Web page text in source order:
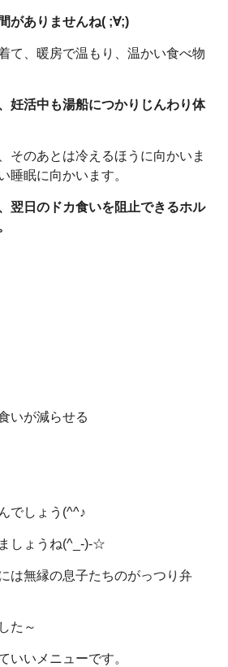
がありませんね( ;∀;)
て、暖房で温もり、温かい食べ物
妊活中も湯船につかりじんわり体
そのあとは冷えるほうに向かいま
睡眠に向かいます。
翌日のドカ食いを阻止できるホル
いが減らせる
でしょう(^^♪
しょうね(^_-)-☆
は無縁の息子たちのがっつり弁
た～
いいメニューです。